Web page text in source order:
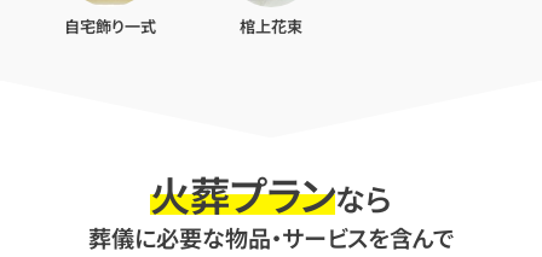
自宅飾り一式 棺上花束
火葬プランなら
葬儀に必要な物品・サービスを含んで